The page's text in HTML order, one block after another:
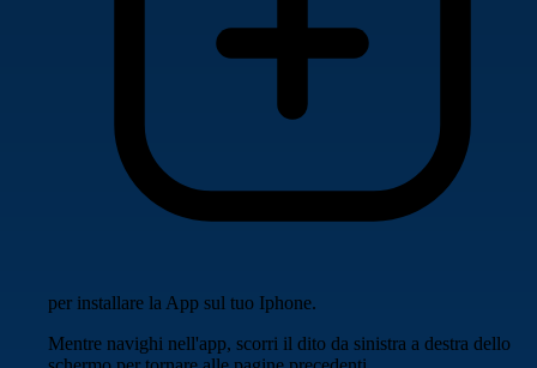
per installare la App sul tuo Iphone.
Mentre navighi nell'app, scorri il dito da sinistra a destra dello